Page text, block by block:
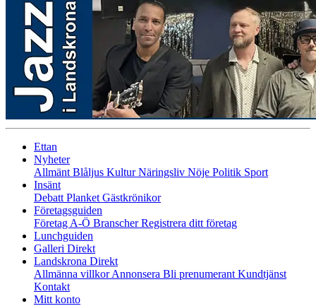
Ettan
Nyheter
Allmänt Blåljus KulturNäringsliv Nöje Politik Sport
Insänt
Debatt Planket Gästkrönikor
Företagsguiden
Företag A-Ö BranscherRegistrera ditt företag
Lunchguiden
Galleri Direkt
Landskrona Direkt
Allmänna villkorAnnonsera Bli prenumerant Kundtjänst
Kontakt
Mitt konto